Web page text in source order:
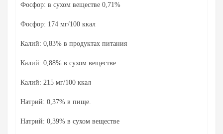
Фосфор: в сухом веществе 0,71%
Фосфор: 174 мг/100 ккал
Калий: 0,83% в продуктах питания
Калий: 0,88% в сухом веществе
Калий: 215 мг/100 ккал
Натрий: 0,37% в пище.
Натрий: 0,39% в сухом веществе